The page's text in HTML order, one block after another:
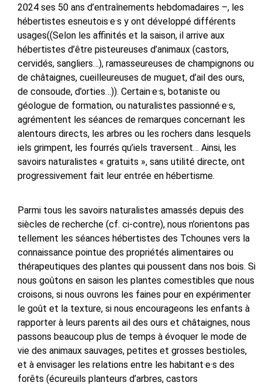
2024 ses 50 ans d’entraînements hebdomadaires –, les
hébertistes esneutois·e·s y ont développé différents
usages((Selon les affinités et la saison, il arrive aux
hébertistes d’être pisteureuses d’animaux (castors,
cervidés, sangliers…), ramasseureuses de champignons ou
de châtaignes, cueilleureuses de muguet, d’ail des ours,
de consoude, d’orties…)). Certain·e·s, botaniste ou
géologue de formation, ou naturalistes passionné·e·s,
agrémentent les séances de remarques concernant les
alentours directs, les arbres ou les rochers dans lesquels
iels grimpent, les fourrés qu’iels traversent… Ainsi, les
savoirs naturalistes « gratuits », sans utilité directe, ont
progressivement fait leur entrée en hébertisme.
Parmi tous les savoirs naturalistes amassés depuis des
siècles de recherche (cf. ci-contre), nous n’orientons pas
tellement les séances hébertistes des Tchounes vers la
connaissance pointue des propriétés alimentaires ou
thérapeutiques des plantes qui poussent dans nos bois. Si
nous goûtons en saison les plantes comestibles que nous
croisons, si nous ouvrons les faines pour en expérimenter
le goût et la texture, si nous encourageons les enfants à
rapporter à leurs parents ail des ours et châtaignes, nous
passons beaucoup plus de temps à évoquer le mode de
vie des animaux sauvages, petites et grosses bestioles,
et à envisager les relations entre les habitant·e·s des
forêts (écureuils planteurs d’arbres, castors